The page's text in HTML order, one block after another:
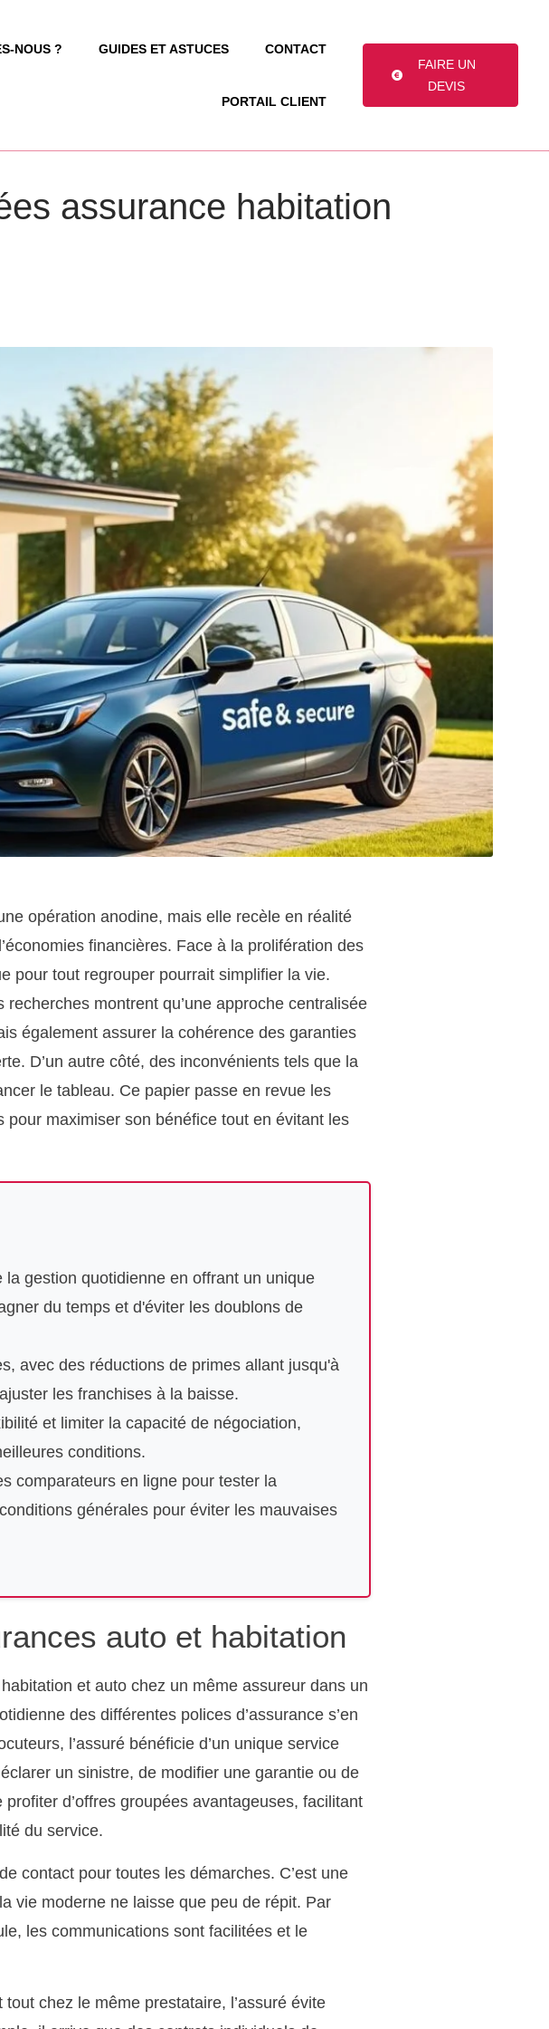
NOUS ? GUIDES ET ASTUCES CONTACT
PORTAIL CLIENT
FAIRE UN
DEVIS
assurance habitation
opération anodine, mais elle recèle en réalité
financières. Face à la prolifération des
pour tout regrouper pourrait simplifier la vie.
montrent qu’une approche centralisée
également assurer la cohérence des garanties
D’un autre côté, des inconvénients tels que la
le tableau. Ce papier passe en revue les
maximiser son bénéfice tout en évitant les
gestion quotidienne en offrant un unique
du temps et d'éviter les doublons de
avec des réductions de primes allant jusqu'à
les franchises à la baisse.
et limiter la capacité de négociation,
conditions.
comparateurs en ligne pour tester la
générales pour éviter les mauvaises
auto et habitation
et auto chez un même assureur dans un
des différentes polices d’assurance s’en
l’assuré bénéficie d’un unique service
un sinistre, de modifier une garantie ou de
d’offres groupées avantageuses, facilitant
du service.
contact pour toutes les démarches. C’est une
vie moderne ne laisse que peu de répit. Par
les communications sont facilitées et le
chez le même prestataire, l’assuré évite